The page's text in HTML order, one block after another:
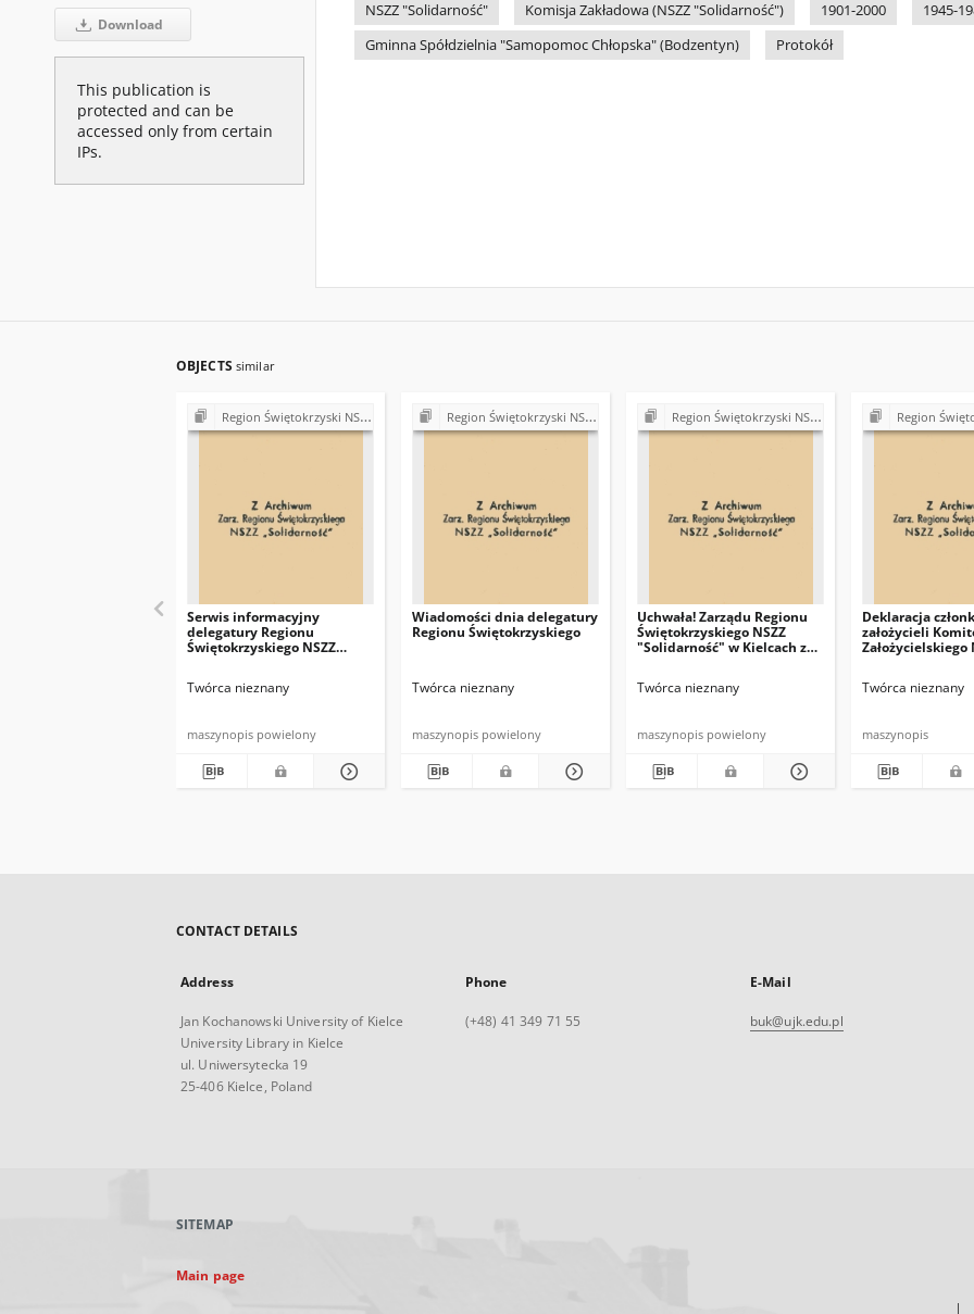
Download
This publication is
protected and can be
accessed only from certain
IPs.
NSZZ "Solidarność"
Komisja Zakładowa (NSZZ "Solidarność") 1901-2000
1945-
Gminna Spółdzielnia "Samopomoc Chłopska" (Bodzentyn)
Protokół
OBJECTS similar
Region Świętokrzyski NSZZ "Solidarność". Delegatura Starachowice
Serwis informacyjny
delegatury Regionu
Świętokrzyskiego NSZZ
Twórca nieznany
maszynopis powielony
Region Świętokrzyski NSZZ "Solidarność". Delegatura Starachowice
Wiadomości dnia delegatury
Regionu Świętokrzyskiego
Twórca nieznany
maszynopis powielony
Region Świętokrzyski NSZZ "Solidarność". Delegatura Starachowice
Uchwała! Zarządu Regionu
Świętokrzyskiego NSZZ
"Solidarność" w Kielcach z
Twórca nieznany
maszynopis powielony
Region Świętokrzyski NSZZ
Deklaracja
założycieli
Założycielskiego
Twórca nieznany
maszynopis
CONTACT DETAILS
Address
Jan Kochanowski University of Kielce
University Library in Kielce
ul. Uniwersytecka 19
25-406 Kielce, Poland
Phone
(+48) 41 349 71 55
E-Mail
buk@ujk.edu.pl
SITEMAP
Main page